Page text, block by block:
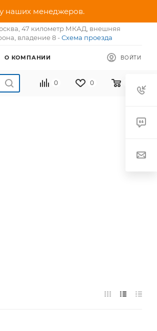
наших менеджеров.
47 километр МКАД, внешняя
владение 8 - Схема проезда
ВОЙТИ
О КОМПАНИИ
0 0